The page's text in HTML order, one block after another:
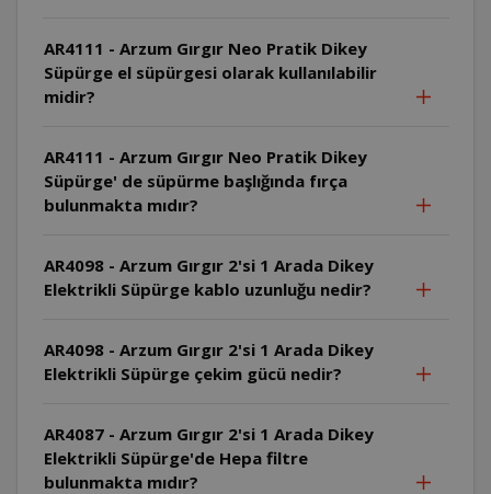
AR4111 - Arzum Gırgır Neo Pratik Dikey
Süpürge el süpürgesi olarak kullanılabilir
midir?
AR4111 - Arzum Gırgır Neo Pratik Dikey
Süpürge' de süpürme başlığında fırça
bulunmakta mıdır?
AR4098 - Arzum Gırgır 2'si 1 Arada Dikey
Elektrikli Süpürge kablo uzunluğu nedir?
AR4098 - Arzum Gırgır 2'si 1 Arada Dikey
Elektrikli Süpürge çekim gücü nedir?
AR4087 - Arzum Gırgır 2'si 1 Arada Dikey
Elektrikli Süpürge'de Hepa filtre
bulunmakta mıdır?